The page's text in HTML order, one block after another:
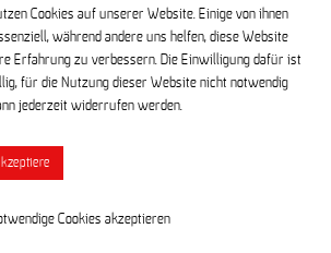
@BerlinerTSC
Cookies auf unserer Website. Einige von ihnen
während andere uns helfen, diese Website
Erfahrung zu verbessern. Die Einwilligung dafür ist
für die Nutzung dieser Website nicht notwendig
jederzeit widerrufen werden.
Cookies akzeptieren